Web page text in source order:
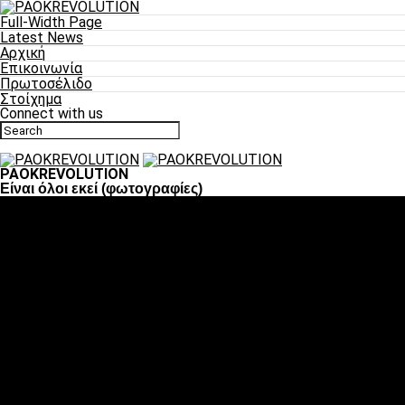
Full-Width Page
Latest News
Αρχική
Επικοινωνία
Πρωτοσέλιδο
Στοίχημα
Connect with us
PAOKREVOLUTION
Είναι όλοι εκεί (φωτογραφίες)